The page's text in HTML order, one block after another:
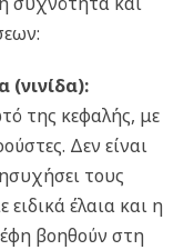
(νινίδα):
της κεφαλής, με
Δεν είναι
τους
έλαια και η
βοηθούν στη